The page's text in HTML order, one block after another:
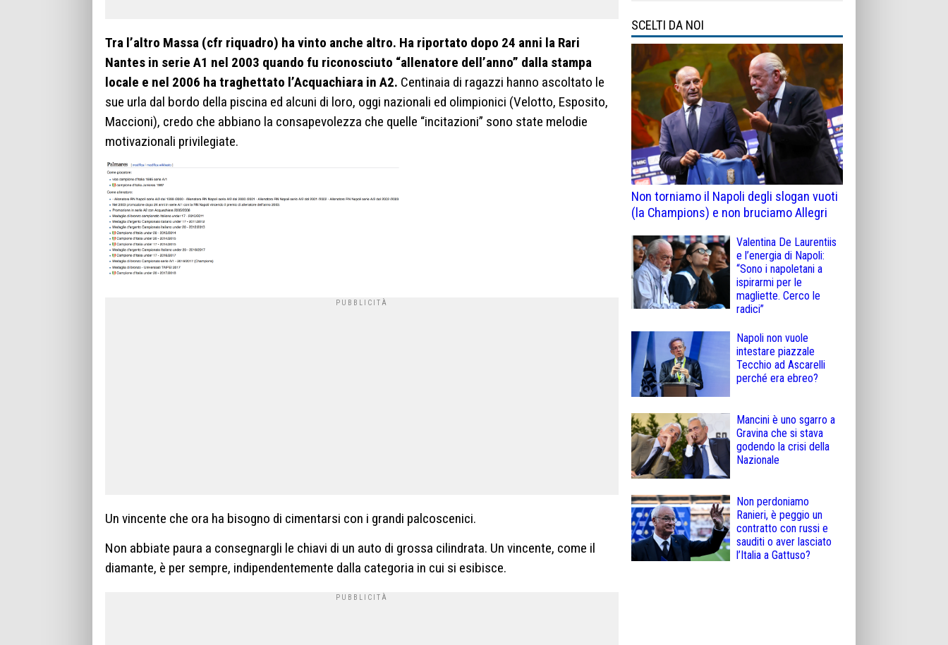
Tra l’altro Massa (cfr riquadro) ha vinto anche altro. Ha riportato dopo 24 anni la Rari
Nantes in serie A1 nel 2003 quando fu riconosciuto “allenatore dell’anno” dalla stampa
locale e nel 2006 ha traghettato l’Acquachiara in A2. Centinaia di ragazzi hanno ascoltato le
sue urla dal bordo della piscina ed alcuni di loro, oggi nazionali ed olimpionici (Velotto, Esposito,
Maccioni), credo che abbiano la consapevolezza che quelle “incitazioni” sono state melodie
motivazionali privilegiate.
Un vincente che ora ha bisogno di cimentarsi con i grandi palcoscenici.
Non abbiate paura a consegnargli le chiavi di un auto di grossa cilindrata. Un vincente, come il
diamante, è per sempre, indipendentemente dalla categoria in cui si esibisce.
SCELTI DA NOI
Non torniamo il Napoli degli slogan vuoti
(la Champions) e non bruciamo Allegri
Valentina De Laurentiis
e l’energia di Napoli:
“Sono i napoletani a
ispirarmi per le
magliette. Cerco le
radici”
Napoli non vuole
intestare piazzale
Tecchio ad Ascarelli
perché era ebreo?
Mancini è uno sgarro a
Gravina che si stava
godendo la crisi della
Nazionale
Non perdoniamo
Ranieri, è peggio un
contratto con russi e
sauditi o aver lasciato
l’Italia a Gattuso?